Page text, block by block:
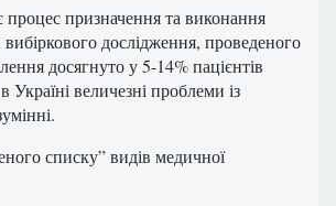
призначення та виконання
вибіркового дослідження, проведеного
досягнуто у 5-14% пацієнтів
Україні величезні проблеми із
списку” видів медичної